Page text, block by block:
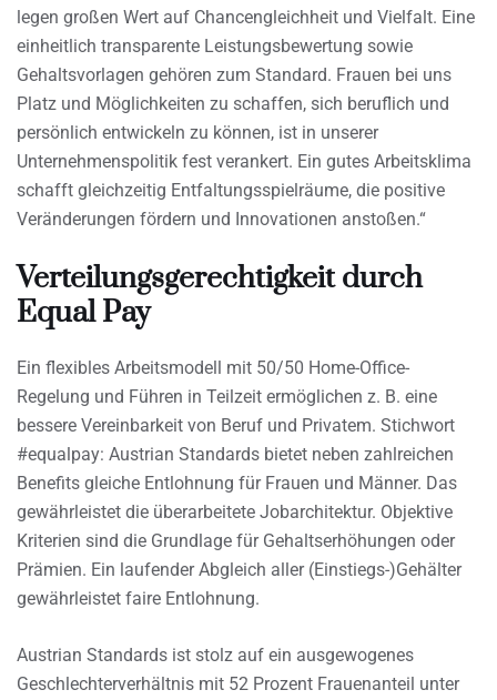
legen großen Wert auf Chancengleichheit und Vielfalt. Eine
einheitlich transparente Leistungsbewertung sowie
Gehaltsvorlagen gehören zum Standard. Frauen bei uns
Platz und Möglichkeiten zu schaffen, sich beruflich und
persönlich entwickeln zu können, ist in unserer
Unternehmenspolitik fest verankert. Ein gutes Arbeitsklima
schafft gleichzeitig Entfaltungsspielräume, die positive
Veränderungen fördern und Innovationen anstoßen.“
Verteilungsgerechtigkeit durch
Equal Pay
Ein flexibles Arbeitsmodell mit 50/50 Home-Office-
Regelung und Führen in Teilzeit ermöglichen z. B. eine
bessere Vereinbarkeit von Beruf und Privatem. Stichwort
#equalpay: Austrian Standards bietet neben zahlreichen
Benefits gleiche Entlohnung für Frauen und Männer. Das
gewährleistet die überarbeitete Jobarchitektur. Objektive
Kriterien sind die Grundlage für Gehaltserhöhungen oder
Prämien. Ein laufender Abgleich aller (Einstiegs-)Gehälter
gewährleistet faire Entlohnung.
Austrian Standards ist stolz auf ein ausgewogenes
Geschlechterverhältnis mit 52 Prozent Frauenanteil unter